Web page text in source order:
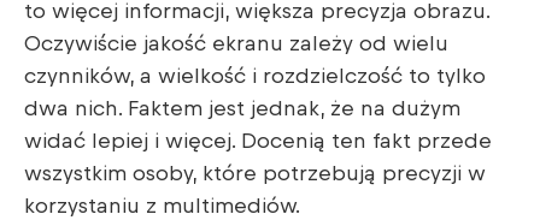
to więcej informacji, większa precyzja obrazu.
Oczywiście jakość ekranu zależy od wielu
czynników, a wielkość i rozdzielczość to tylko
dwa nich. Faktem jest jednak, że na dużym
widać lepiej i więcej. Docenią ten fakt przede
wszystkim osoby, które potrzebują precyzji w
korzystaniu z multimediów.